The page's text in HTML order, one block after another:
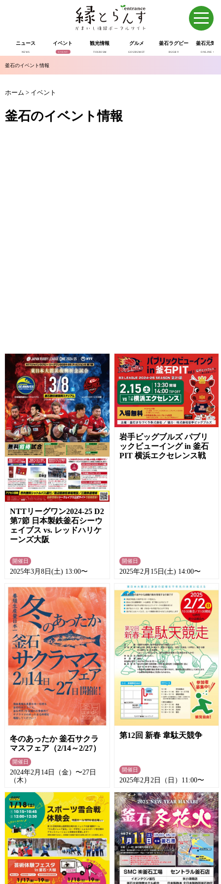
ニュース
NEWS
イベント
EVENT
観光情報
TOURISM
グルメ
GOURUMET
釜石ラグビー
RUGBY
釜石元気
ONLINE SHOP
釜石のイベント情報
ホーム > イベント
釜石のイベント情報
NTTリーグワン2024-25 D2
第7節 日本製鉄釜石シーウ
ェイブス vs. レッドハリケ
ーンズ大阪
開催日
2025年3月8日(土) 13:00〜
岩手ビッグブルズ パブリ
ックビューイング in 釜石
PIT 横浜エクセレンス戦
開催日
2025年2月15日(土) 14:00〜
冬のあったか 釜石サクラ
マスフェア（2/14～2/27）
開催日
2024年2月14日（金）〜27日
（木）
第12回 新春 韋駄天競争
開催日
2025年2月2日（日）11:00〜